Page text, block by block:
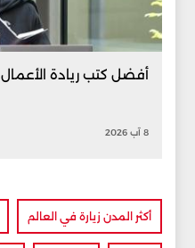
أفضل كتب ريادة الأعمال
8 آب 2026
أكثر المدن زيارة في العالم